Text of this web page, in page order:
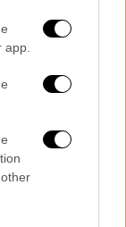
4, 21:45)
Αβίβ (1/5,